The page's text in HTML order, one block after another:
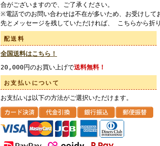
合がございますので、ご了承ください。
※電話でのお問い合わせは不在が多いため、お受けし
先とメッセージを残していただければ、 こちらから折
配送料
全国送料はこちら！
20,000円のお買い上げで送料無料！
お支払いについて
お支払いは以下の方法がご選択いただけます。